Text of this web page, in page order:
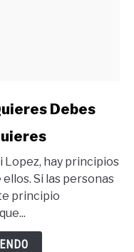
Debes
Lopez, hay principios
Si las personas
principio